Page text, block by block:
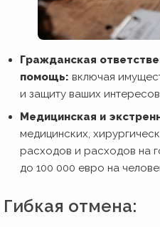
Гражданская
помощь: включая
и защиту ваших
Медицинская и
медицинских,
расходов и расходов на
до 100 000 евро на
Гибкая отмена: